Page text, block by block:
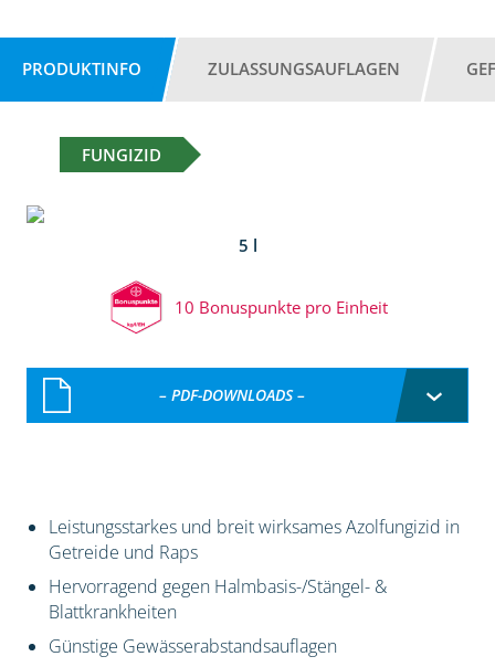
PRODUKTINFO ZULASSUNGSAUFLAGEN
FUNGIZID
5 l
10 Bonuspunkte pro Einheit
– PDF-DOWNLOADS –
Leistungsstarkes und breit wirksames Azolfungizid in
Getreide und Raps
Hervorragend gegen Halmbasis-/Stängel- &
Blattkrankheiten
Günstige Gewässerabstandsauflagen